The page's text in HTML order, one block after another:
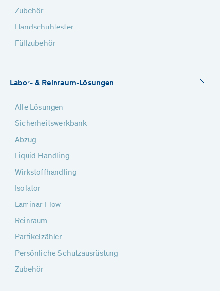
Zubehör
Handschuhtester
Füllzubehör
Labor- & Reinraum-Lösungen
Alle Lösungen
Sicherheitswerkbank
Abzug
Liquid Handling
Wirkstoffhandling
Isolator
Laminar Flow
Reinraum
Partikelzähler
Persönliche Schutzausrüstung
Zubehör